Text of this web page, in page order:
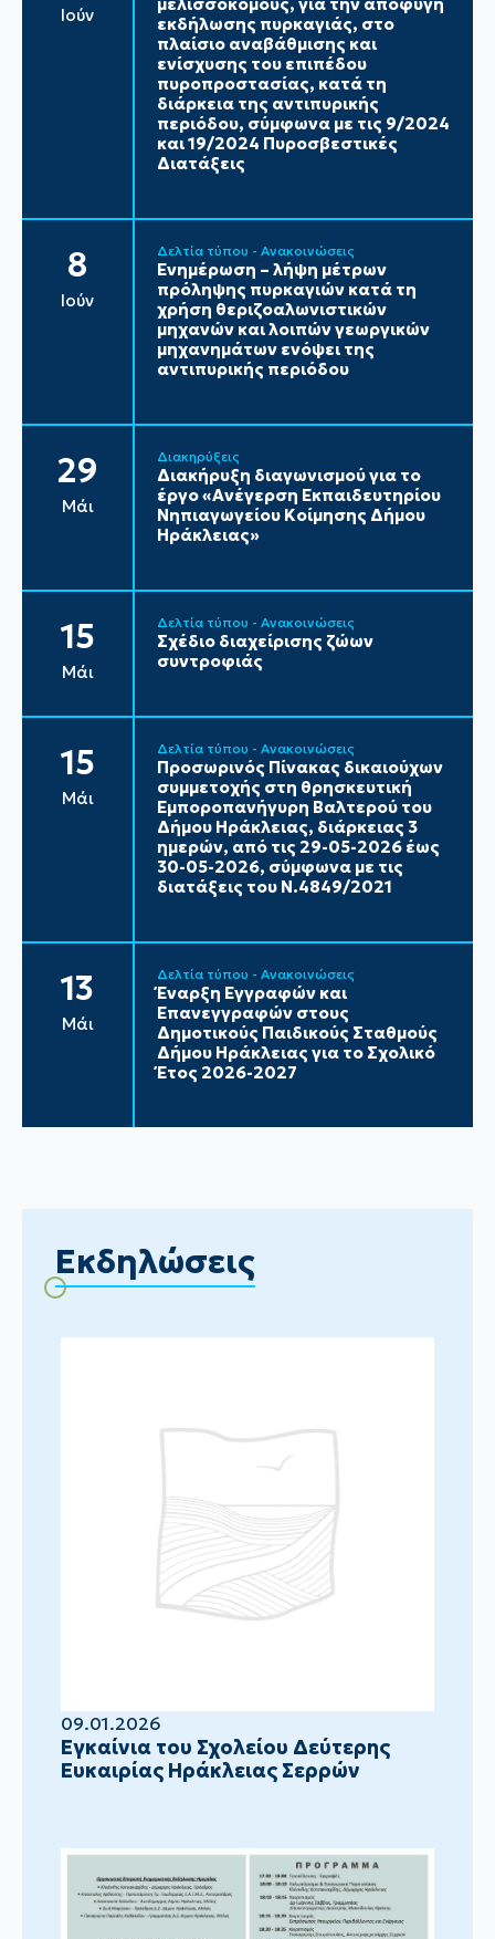
Ιούν
μελισσοκόμους, για την αποφυγή
εκδήλωσης πυρκαγιάς, στο
πλαίσιο αναβάθμισης και
ενίσχυσης του επιπέδου
πυροπροστασίας, κατά τη
διάρκεια της αντιπυρικής
περιόδου, σύμφωνα με τις 9/2024
και 19/2024 Πυροσβεστικές
Διατάξεις
8
Ιούν
Δελτία τύπου - Ανακοινώσεις
Ενημέρωση – λήψη μέτρων
πρόληψης πυρκαγιών κατά τη
χρήση θεριζοαλωνιστικών
μηχανών και λοιπών γεωργικών
μηχανημάτων ενόψει της
αντιπυρικής περιόδου
29
Μάι
Διακηρύξεις
Διακήρυξη διαγωνισμού για το
έργο «Ανέγερση Εκπαιδευτηρίου
Νηπιαγωγείου Κοίμησης Δήμου
Ηράκλειας»
15
Μάι
Δελτία τύπου - Ανακοινώσεις
Σχέδιο διαχείρισης ζώων
συντροφιάς
15
Μάι
Δελτία τύπου - Ανακοινώσεις
Προσωρινός Πίνακας δικαιούχων
συμμετοχής στη θρησκευτική
Εμποροπανήγυρη Βαλτερού του
Δήμου Ηράκλειας, διάρκειας 3
ημερών, από τις 29-05-2026 έως
30-05-2026, σύμφωνα με τις
διατάξεις του Ν.4849/2021
13
Μάι
Δελτία τύπου - Ανακοινώσεις
Έναρξη Εγγραφών και
Επανεγγραφών στους
Δημοτικούς Παιδικούς Σταθμούς
Δήμου Ηράκλειας για το Σχολικό
Έτος 2026-2027
Εκδηλώσεις
09.01.2026
Eγκαίνια του Σχολείου Δεύτερης
Ευκαιρίας Ηράκλειας Σερρών